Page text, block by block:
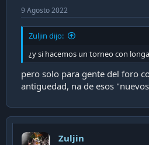
9 Agosto 2022
Zuljin dijo:
¿y si hacemos un torneo con
pero solo para gente del foro
antiguedad, na de esos
Zuljin